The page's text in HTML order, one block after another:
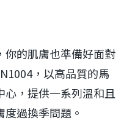
你的肌膚也準備好面對
，以高品質的馬
，提供一系列溫和且
過換季問題。